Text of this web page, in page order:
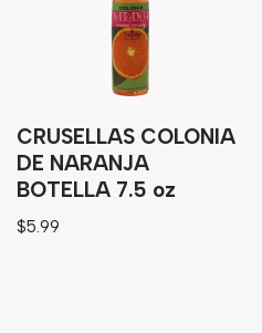
CRUSELLAS COLONIA
DE NARANJA
BOTELLA 7.5 oz
$5.99